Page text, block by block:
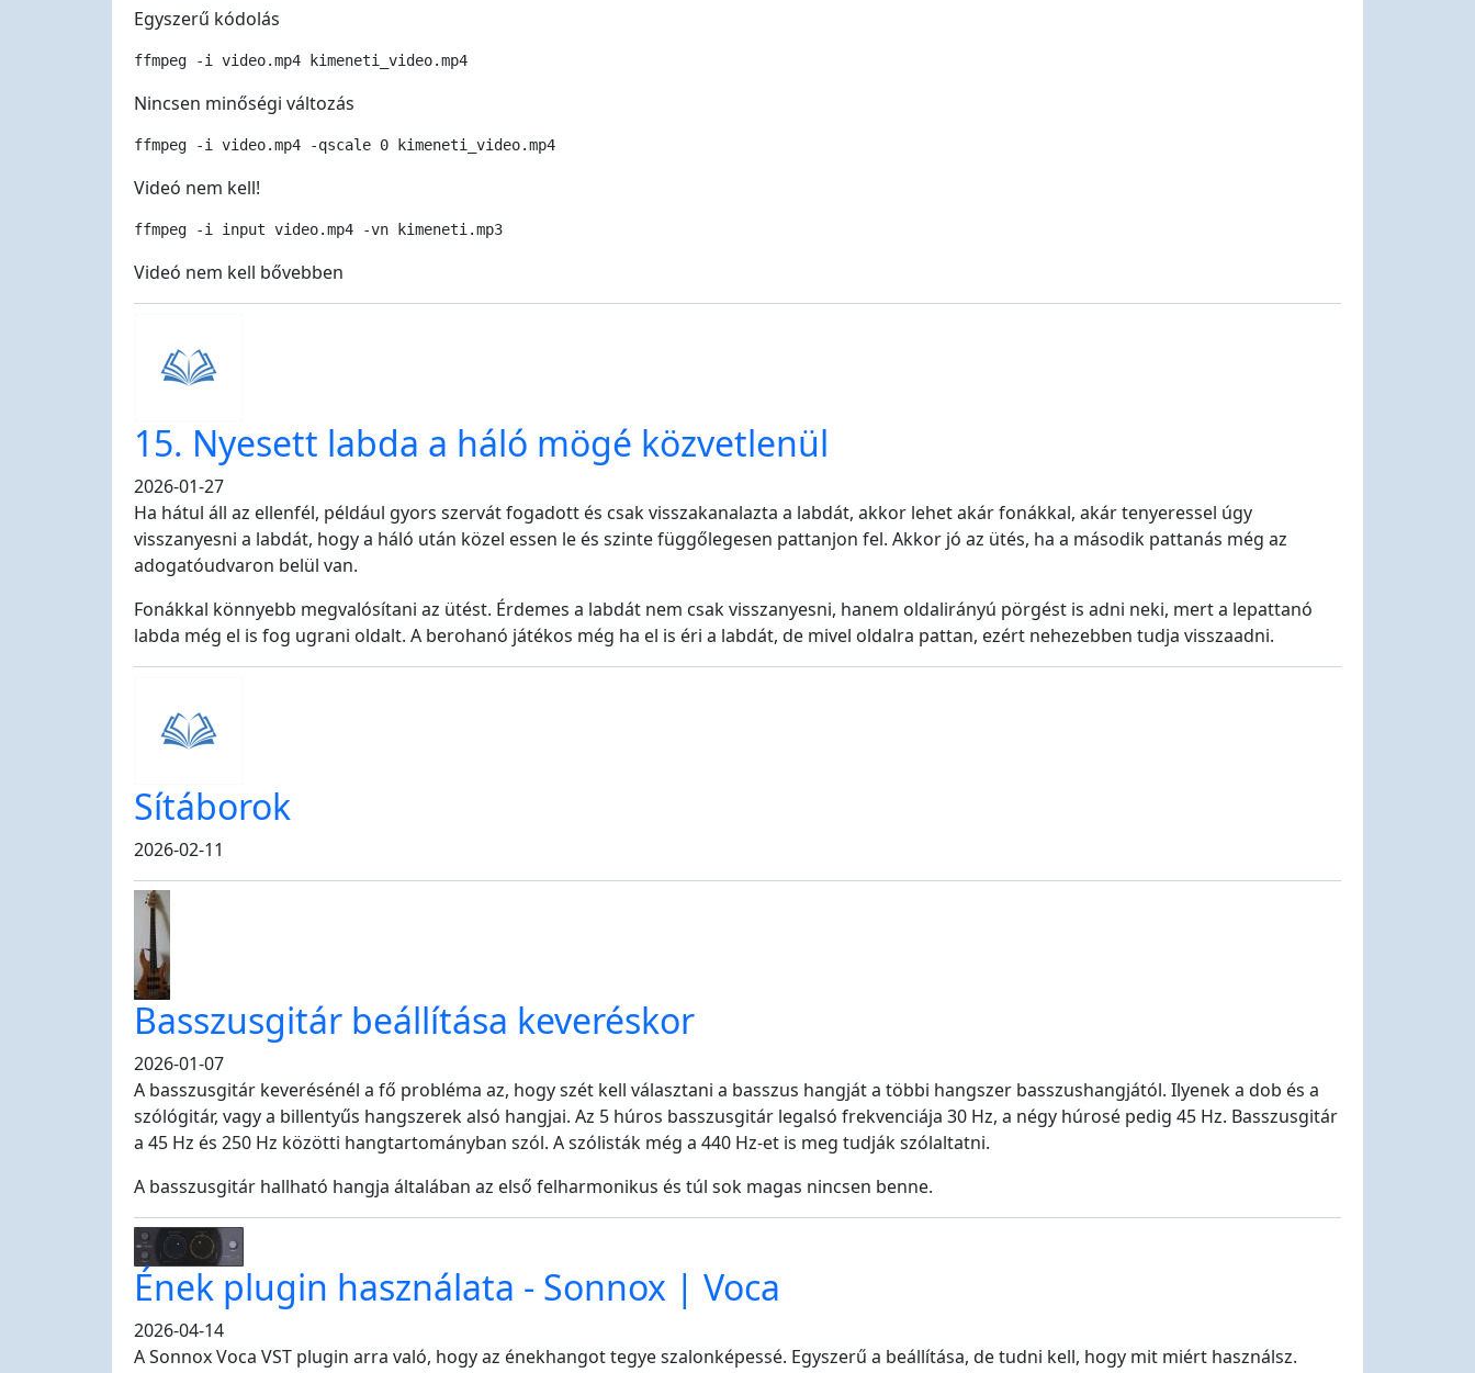
Egyszerű kódolás
ffmpeg -i video.mp4 kimeneti_video.mp4
Nincsen minőségi változás
ffmpeg -i video.mp4 -qscale 0 kimeneti_video.mp4
Videó nem kell!
ffmpeg -i input video.mp4 -vn kimeneti.mp3
Videó nem kell bővebben
15. Nyesett labda a háló mögé közvetlenül
2026-01-27
Ha hátul áll az ellenfél, például gyors szervát fogadott és csak visszakanalazta a labdát, akkor lehet akár fonákkal, akár tenyeressel úgy
visszanyesni a labdát, hogy a háló után közel essen le és szinte függőlegesen pattanjon fel. Akkor jó az ütés, ha a második pattanás még az
adogatóudvaron belül van.
Fonákkal könnyebb megvalósítani az ütést. Érdemes a labdát nem csak visszanyesni, hanem oldalirányú pörgést is adni neki, mert a lepattanó
labda még el is fog ugrani oldalt. A berohanó játékos még ha el is éri a labdát, de mivel oldalra pattan, ezért nehezebben tudja visszaadni.
Sítáborok
2026-02-11
Basszusgitár beállítása keveréskor
2026-01-07
A basszusgitár keverésénél a fő probléma az, hogy szét kell választani a basszus hangját a többi hangszer basszushangjától. Ilyenek a dob és a
szólógitár, vagy a billentyűs hangszerek alsó hangjai. Az 5 húros basszusgitár legalsó frekvenciája 30 Hz, a négy húrosé pedig 45 Hz. Basszusgitár
a 45 Hz és 250 Hz közötti hangtartományban szól. A szólisták még a 440 Hz-et is meg tudják szólaltatni.
A basszusgitár hallható hangja általában az első felharmonikus és túl sok magas nincsen benne.
Ének plugin használata - Sonnox | Voca
2026-04-14
A Sonnox Voca VST plugin arra való, hogy az énekhangot tegye szalonképessé. Egyszerű a beállítása, de tudni kell, hogy mit miért használsz.